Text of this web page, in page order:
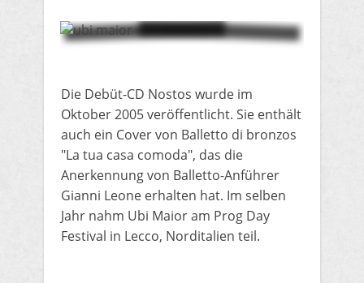
Die Debüt-CD Nostos wurde im
Oktober 2005 veröffentlicht. Sie enthält
auch ein Cover von Balletto di bronzos
"La tua casa comoda", das die
Anerkennung von Balletto-Anführer
Gianni Leone erhalten hat. Im selben
Jahr nahm Ubi Maior am Prog Day
Festival in Lecco, Norditalien teil.